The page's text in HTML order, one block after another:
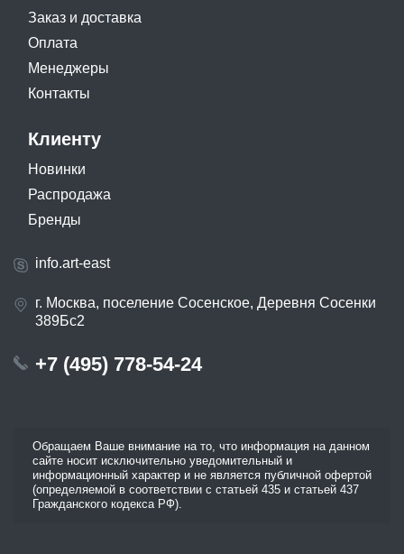
Заказ и доставка
Оплата
Менеджеры
Контакты
Клиенту
Новинки
Распродажа
Бренды
info.art-east
г. Москва, поселение Сосенское, Деревня Сосенки
389Бс2
+7 (495) 778-54-24
Обращаем Ваше внимание на то, что информация на данном
сайте носит исключительно уведомительный и
информационный характер и не является публичной офертой
(определяемой в соответствии с статьей 435 и статьей 437
Гражданского кодекса РФ).